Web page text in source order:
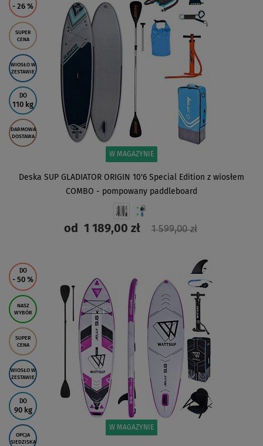
- 26 %
SUPER
CENA
WIOSŁO W
ZESTAWIE
DO
110 kg
DARMOWA
DOSTAWA
W MAGAZYNIE
Deska SUP GLADIATOR ORIGIN 10'6 Special Edition z wiosłem
COMBO - pompowany paddleboard
od1 189,00 zł 1 599,00 zł
DO
- 50 %
NASZ
WYBÓR
SUPER
CENA
WIOSŁO W
ZESTAWIE
DO
90 kg
OPCJA
SIEDZISKA
W MAGAZYNIE